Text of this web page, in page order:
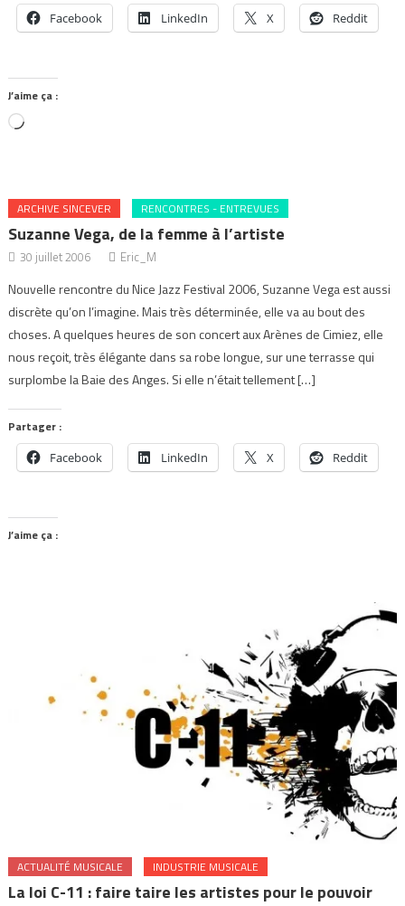
Facebook LinkedIn X Reddit
J’aime ça :
Chargement…
ARCHIVE SINCEVER RENCONTRES - ENTREVUES
Suzanne Vega, de la femme à l’artiste
30 juillet 2006 Eric_M
Nouvelle rencontre du Nice Jazz Festival 2006, Suzanne Vega est aussi
discrète qu’on l’imagine. Mais très déterminée, elle va au bout des
choses. A quelques heures de son concert aux Arènes de Cimiez, elle
nous reçoit, très élégante dans sa robe longue, sur une terrasse qui
surplombe la Baie des Anges. Si elle n’était tellement […]
Partager :
Facebook LinkedIn X Reddit
J’aime ça :
ACTUALITÉ MUSICALE INDUSTRIE MUSICALE
La loi C-11 : faire taire les artistes pour le pouvoir